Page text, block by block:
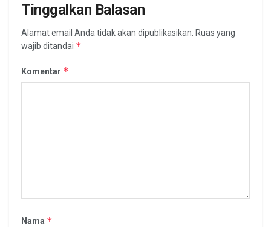
Tinggalkan Balasan
Alamat email Anda tidak akan dipublikasikan. Ruas yang
wajib ditandai *
Komentar *
Nama *